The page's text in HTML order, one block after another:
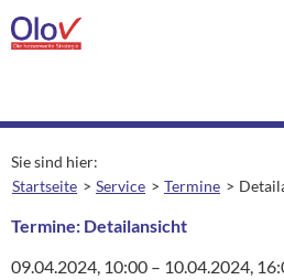
Zum Inhalt springen
Menü
Sie sind hier:
Startseite
Service Termine aktuelle
Termine: Detailansicht
09.04.2024, 10:00 – 10.04.2024,